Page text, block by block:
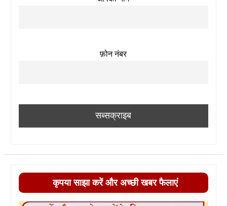
फ़ोन नंबर
कृपया साझा करें और अच्छी खबर फैलाएं